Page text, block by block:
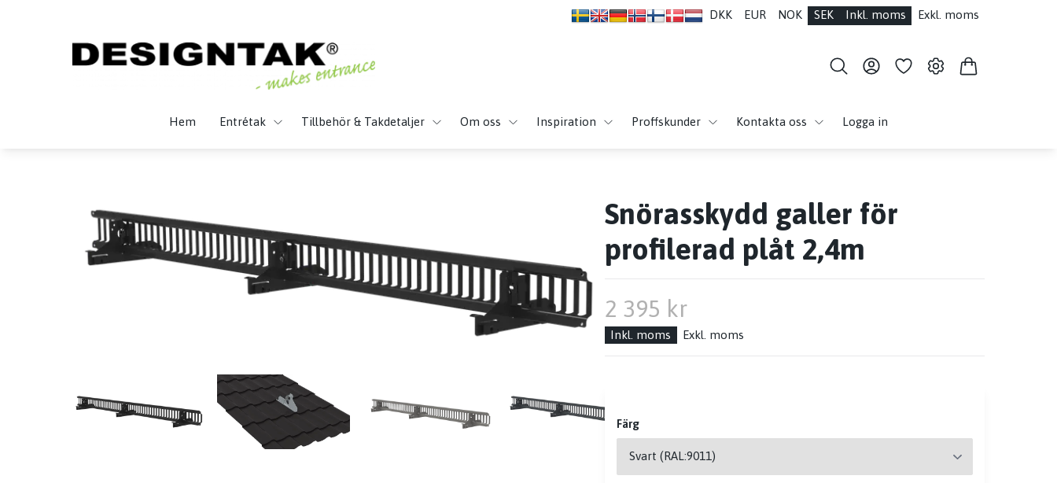
DKK EUR NOK SEK Inkl. moms Exkl. moms
Hem Entrétak Tillbehör & Takdetaljer Om oss Inspiration Proffskunder Kontakta oss Logga in
Snörasskydd galler för
profilerad plåt 2,4m
2 395 kr
Inkl. moms Exkl. moms
Färg